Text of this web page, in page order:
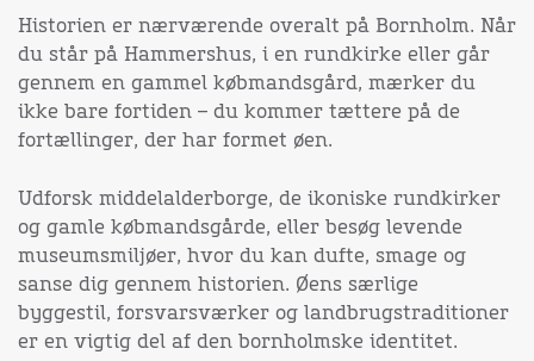
Historien er nærværende overalt på Bornholm. Når
du står på Hammershus, i en rundkirke eller går
gennem en gammel købmandsgård, mærker du
ikke bare fortiden – du kommer tættere på de
fortællinger, der har formet øen.
Udforsk middelalderborge, de ikoniske rundkirker
og gamle købmandsgårde, eller besøg levende
museumsmiljøer, hvor du kan dufte, smage og
sanse dig gennem historien. Øens særlige
byggestil, forsvarsværker og landbrugstraditioner
er en vigtig del af den bornholmske identitet.